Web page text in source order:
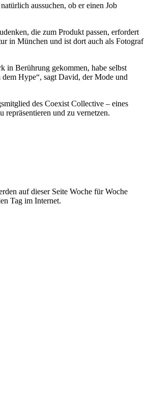
aussuchen, ob er einen Job
die zum Produkt passen, erfordert
in München und ist dort auch als Fotograf
in Berührung gekommen, habe selbst
Hype“, sagt David, der Mode und
des Coexist Collective – eines
und zu vernetzen.
auf dieser Seite Woche für Woche
Tag im Internet.